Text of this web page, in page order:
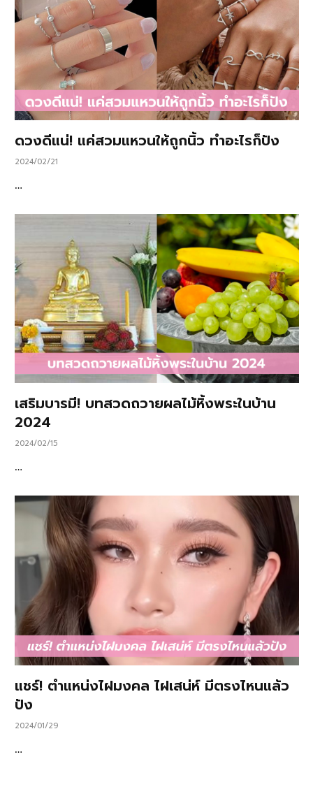
ดวงดีแน่! แค่สวมแหวนให้ถูกนิ้ว ทำอะไรก็ปัง
2024/02/21
…
เสริมบารมี! บทสวดถวายผลไม้หิ้งพระในบ้าน
2024
2024/02/15
…
แชร์! ตำแหน่งไฝมงคล ไฝเสน่ห์ มีตรงไหนแล้ว
ปัง
2024/01/29
…